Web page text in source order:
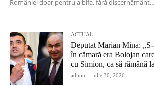
României doar pentru a bifa, fără
ACTUAL
Deputat Marian Mina:
în cămară era Bolojan
cu Simion, ca să rămână
admin - iulie 30, 2026